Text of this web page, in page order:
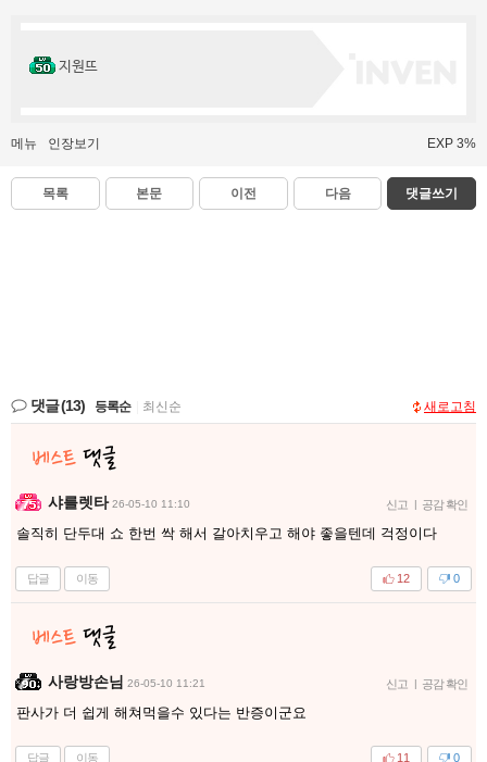
지원뜨
메뉴 인장보기 EXP 3%
목록 본문 이전 다음 댓글쓰기
댓글(13) 등록순 최신순 새로고침
샤를렛타 26-05-10 11:10 신고 | 공감 확인
솔직히 단두대 쇼 한번 싹 해서 갈아치우고 해야 좋을텐데 걱정이다
답글 이동 0
12
사랑방손님 26-05-10 11:21 신고 | 공감 확인
판사가 더 쉽게 해쳐먹을수 있다는 반증이군요
답글 이동 0
11